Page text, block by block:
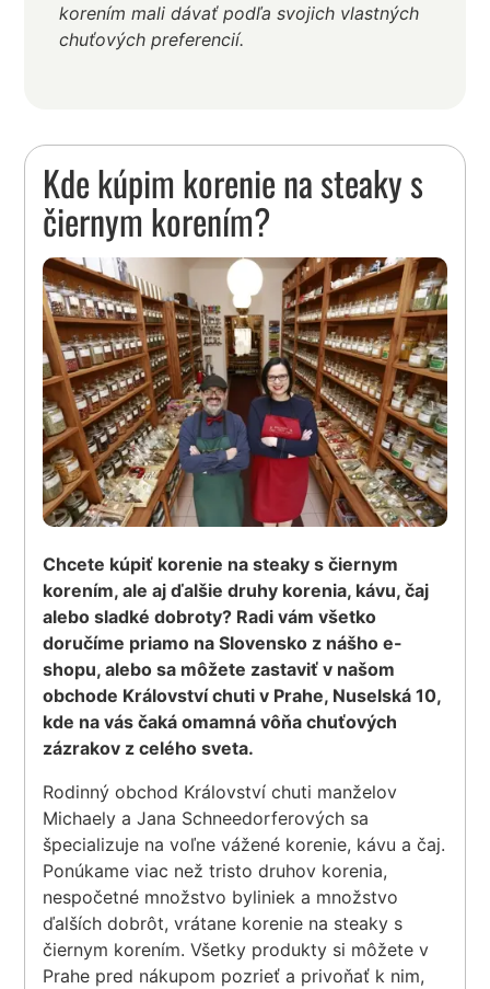
korením mali dávať podľa svojich vlastných
chuťových preferencií.
Kde kúpim korenie na steaky s
čiernym korením?
Chcete kúpiť korenie na steaky s čiernym
korením, ale aj ďalšie druhy korenia, kávu, čaj
alebo sladké dobroty? Radi vám všetko
doručíme priamo na Slovensko z nášho e-
shopu, alebo sa môžete zastaviť v našom
obchode Království chuti v Prahe, Nuselská 10,
kde na vás čaká omamná vôňa chuťových
zázrakov z celého sveta.
Rodinný obchod Království chuti manželov
Michaely a Jana Schneedorferových sa
špecializuje na voľne vážené korenie, kávu a čaj.
Ponúkame viac než tristo druhov korenia,
nespočetné množstvo byliniek a množstvo
ďalších dobrôt, vrátane korenie na steaky s
čiernym korením. Všetky produkty si môžete v
Prahe pred nákupom pozrieť a privoňať k nim,